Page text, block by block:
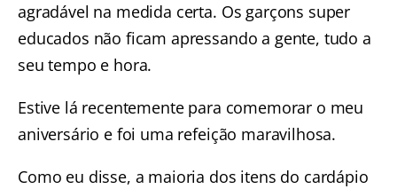
agradável na medida certa. Os garçons super
educados não ficam apressando a gente, tudo a
seu tempo e hora.
Estive lá recentemente para comemorar o meu
aniversário e foi uma refeição maravilhosa.
Como eu disse, a maioria dos itens do cardápio